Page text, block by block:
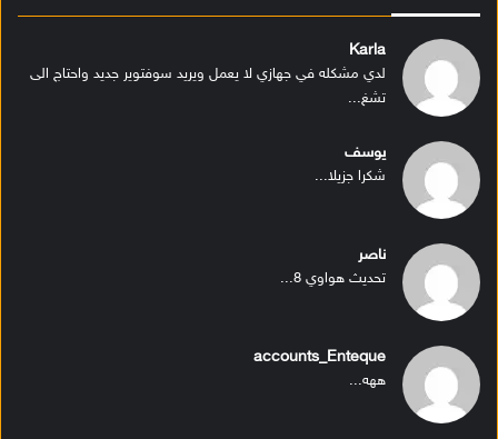
Karla
لدي مشكله في جهازي لا يعمل ويريد سوفتوير جديد واحتاج الى
تشغ...
يوسف
شكرا جزيلا...
ناصر
تحديث هواوي 8...
accounts_Enteque
ههه...